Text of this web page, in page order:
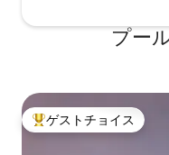
プー
大好評のゲストチョイス
ゲストチョイス